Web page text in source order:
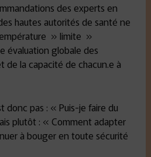
des experts en
hautes autorités de santé ne
» limite »
évaluation globale des
de la capacité de chacun.e à
donc pas : « Puis-je faire du
plutôt : « Comment adapter
à bouger en toute sécurité